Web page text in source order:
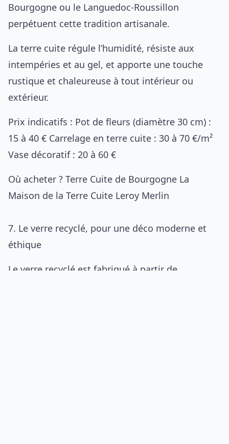
Bourgogne ou le Languedoc-Roussillon
perpétuent cette tradition artisanale.
La terre cuite régule l’humidité, résiste aux
intempéries et au gel, et apporte une touche
rustique et chaleureuse à tout intérieur ou
extérieur.
Prix indicatifs : Pot de fleurs (diamètre 30 cm) :
15 à 40 € Carrelage en terre cuite : 30 à 70 €/m²
Vase décoratif : 20 à 60 €
Où acheter ? Terre Cuite de Bourgogne La
Maison de la Terre Cuite Leroy Merlin
7. Le verre recyclé, pour une déco moderne et
éthique
Le verre recyclé est fabriqué à partir de